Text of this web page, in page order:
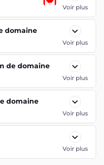
Voir plus
domaine
Voir plus
de domaine
Voir plus
domaine
Voir plus
Voir plus